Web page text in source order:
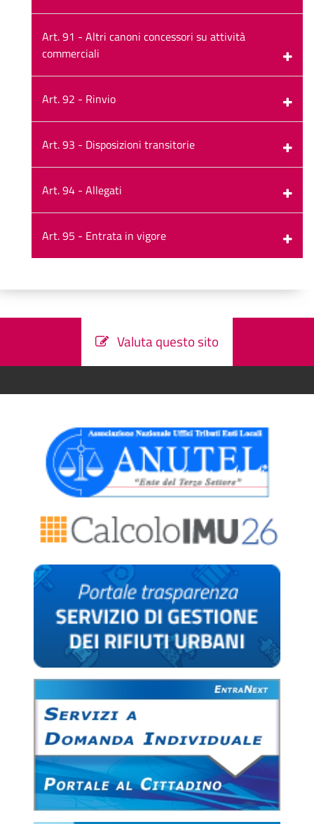
Art. 91 - Altri canoni concessori su attività
commerciali
Art. 92 - Rinvio
Art. 93 - Disposizioni transitorie
Art. 94 - Allegati
Art. 95 - Entrata in vigore
Valuta questo sito